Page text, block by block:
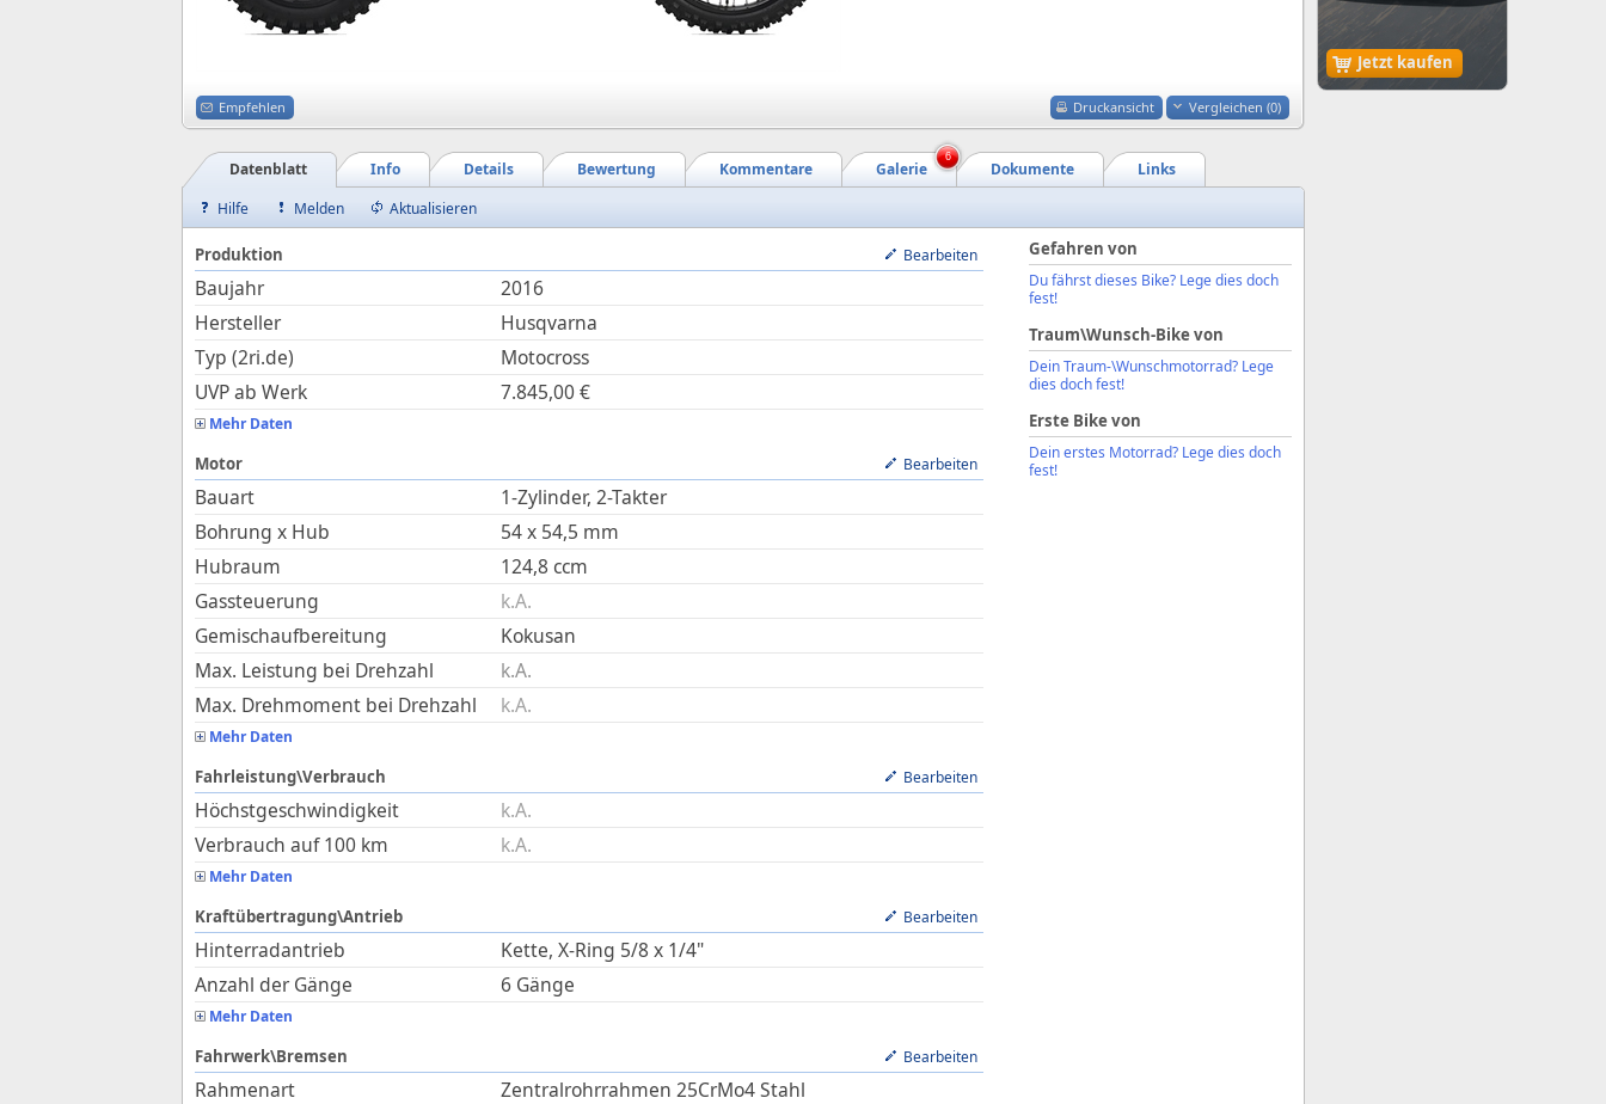
Jetzt kaufen
Druckansicht Vergleichen (0)
Empfehlen
Links
Dokumente
Galerie
Kommentare
Bewertung
Details
Info
Datenblatt
6
Hilfe Melden Aktualisieren
Produktion Bearbeiten
Baujahr
2016
Hersteller
Husqvarna
Typ (2ri.de)
Motocross
UVP ab Werk
7.845,00€
Mehr Daten
Motor Bearbeiten
Bauart
1-Zylinder, 2-Takter
Bohrung x Hub
54x 54,5 mm
Hubraum
124,8 ccm
Gassteuerung
k.A.
Gemischaufbereitung
Kokusan
Max. Leistung bei Drehzahl
k.A.
Max. Drehmoment bei Drehzahl
k.A.
Mehr Daten
Fahrleistung\Verbrauch Bearbeiten
Höchstgeschwindigkeit
k.A.
Verbrauch auf 100 km
k.A.
Mehr Daten
Kraftübertragung\Antrieb Bearbeiten
Hinterradantrieb
Kette, X-Ring 5/8 x 1/4"
Anzahl der Gänge
6 Gänge
Mehr Daten
Fahrwerk\Bremsen Bearbeiten
Rahmenart
Zentralrohrrahmen 25CrMo4 Stahl
Gefahren von
Du fährst dieses Bike? Lege dies doch
fest!
Traum\Wunsch-Bike von
Dein Traum-\Wunschmotorrad? Lege
dies doch fest!
Erste Bike von
Dein erstes Motorrad? Lege dies doch
fest!